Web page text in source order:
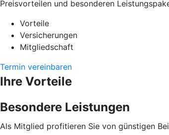
Preisvorteilen und besonderen
Vorteile
Versicherungen
Mitgliedschaft
Termin vereinbaren
Ihre Vorteile
Besondere Leistungen
Als Mitglied profitieren Sie von günstigen